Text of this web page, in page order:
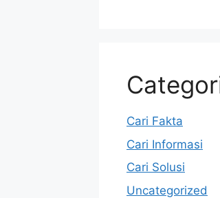
Cari Fakta
Cari Informasi
Cari Solusi
Uncategorized